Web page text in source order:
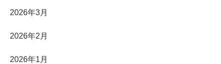
2026年3月
2026年2月
2026年1月